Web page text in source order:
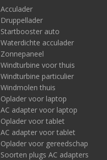
Acculader
Druppellader
Startbooster auto
Waterdichte acculader
Zonnepaneel
Windturbine voor thuis
Windturbine particulier
Windmolen thuis
Oplader voor laptop
AC adapter voor laptop
Oplader voor tablet
AC adapter voor tablet
Oplader voor gereedschap
Soorten plugs AC adapters